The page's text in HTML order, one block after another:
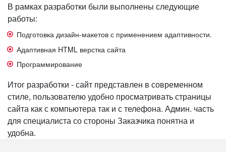
В рамках разработки были выполнены следующие
работы:
Подготовка дизайн-макетов с применением адаптивности.
Адаптивная HTML верстка сайта
Программирование
Итог разработки - сайт представлен в современном
стиле, пользователю удобно просматривать страницы
сайта как с компьютера так и с телефона. Админ. часть
для специалиста со стороны Заказчика понятна и
удобна.